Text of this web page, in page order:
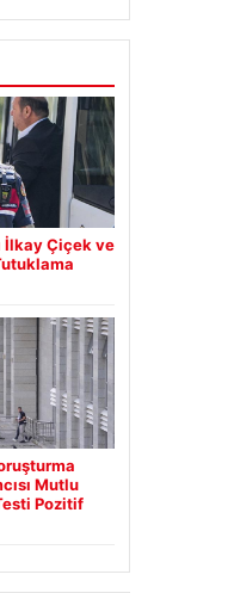
İlkay Çiçek ve
Mutlu
Pozitif